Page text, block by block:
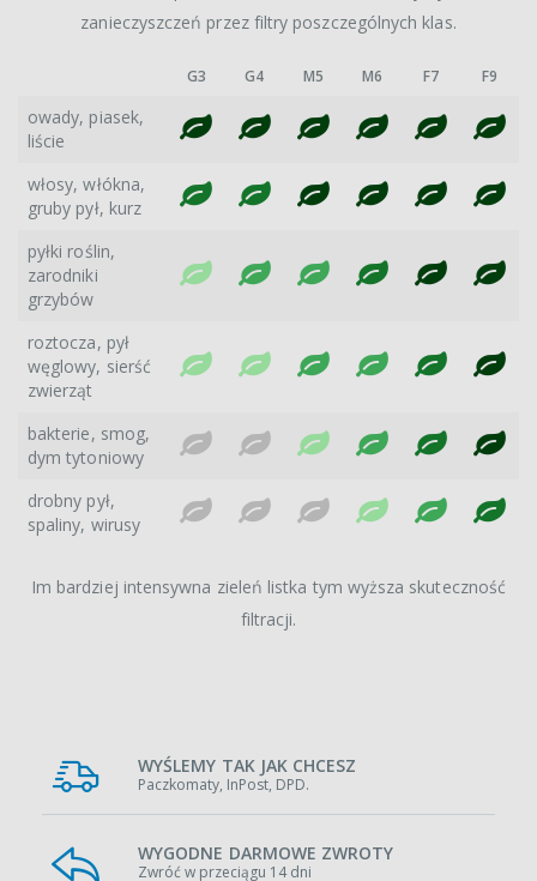
zanieczyszczeń przez filtry poszczególnych klas.
G3 G4 M5 M6 F7 F9
owady, piasek,
liście
włosy, włókna,
gruby pył, kurz
pyłki roślin,
zarodniki
grzybów
roztocza, pył
węglowy, sierść
zwierząt
bakterie, smog,
dym tytoniowy
drobny pył,
spaliny, wirusy
Im bardziej intensywna zieleń listka tym wyższa skuteczność
filtracji.
WYŚLEMY TAK JAK CHCESZ
Paczkomaty, InPost, DPD.
WYGODNE DARMOWE ZWROTY
Zwróć w przeciągu 14 dni